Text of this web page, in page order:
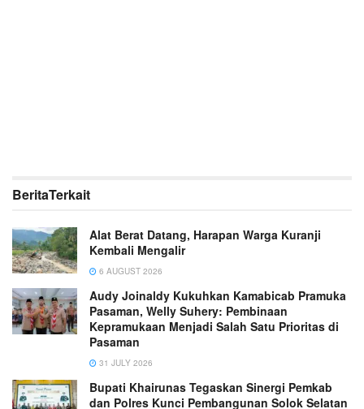
BeritaTerkait
Alat Berat Datang, Harapan Warga Kuranji
Kembali Mengalir
6 AUGUST 2026
Audy Joinaldy Kukuhkan Kamabicab Pramuka
Pasaman, Welly Suhery: Pembinaan
Kepramukaan Menjadi Salah Satu Prioritas di
Pasaman
31 JULY 2026
Bupati Khairunas Tegaskan Sinergi Pemkab
dan Polres Kunci Pembangunan Solok Selatan